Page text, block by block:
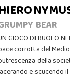
BEAR
GIOCO DI RUOLO
corrotta del
della
e scucendo